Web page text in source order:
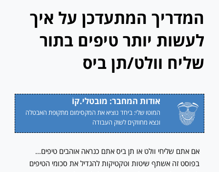
המדריך המתעדכן על איך
לעשות יותר טיפים בתור
שליח וולט/תן ביס
אודות המחבר: מובטלי.קוֹ
המוטו שלי: ביחד נוציא את המקסימום מתקופת האבטלה
ונצא מחוזקים לשוק העבודה
אם אתם שליחי וולט או תן ביס אתם כנראה אוהבים טיפים…
בפוסט זה אשתף שיטות וטקטיקות להגדיל את סכומי הטיפים